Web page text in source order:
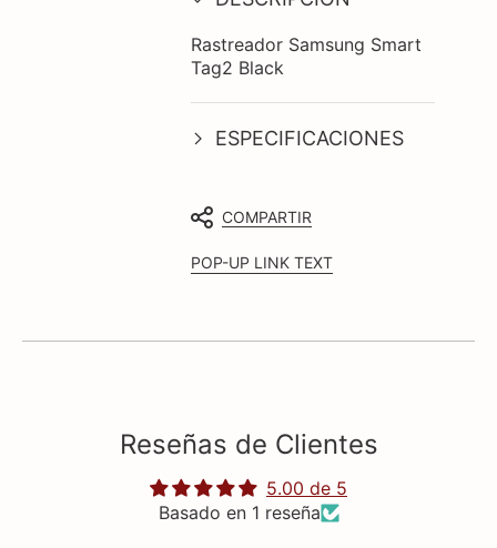
Rastreador Samsung Smart
Tag2 Black
ESPECIFICACIONES
COMPARTIR
POP-UP LINK TEXT
Reseñas de Clientes
5.00 de 5
Basado en 1 reseña